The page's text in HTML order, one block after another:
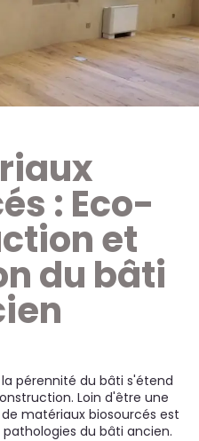
: Eco-
et
du bâti
pérennité du bâti s'étend
Loin d'être une
matériaux biosourcés est
du bâti ancien.